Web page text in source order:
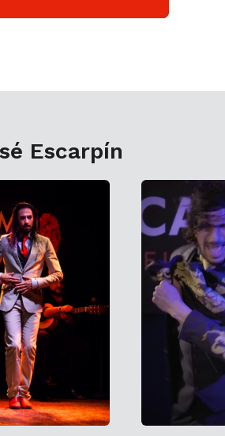
Escarpín